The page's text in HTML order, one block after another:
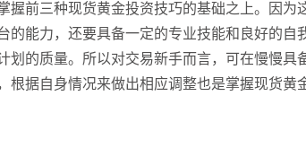
握前三种现货黄金投资技巧的基础之上。因为
的能力，还要具备一定的专业技能和良好的自
划的质量。所以对交易新手而言，可在慢慢具
根据自身情况来做出相应调整也是掌握现货黄